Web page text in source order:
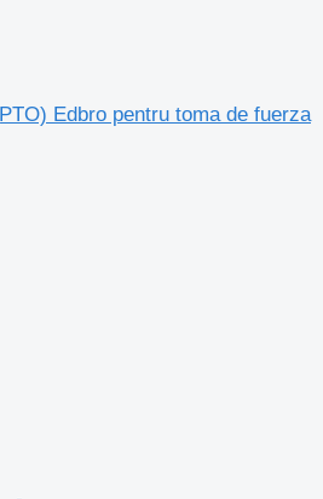
Edbro pentru toma de fuerza